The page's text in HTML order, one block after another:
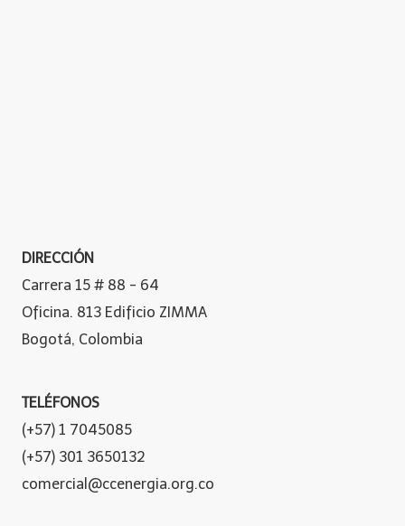
DIRECCIÓN
Carrera 15 # 88 - 64
Oficina. 813 Edificio ZIMMA
Bogotá, Colombia
TELÉFONOS
(+57) 1 7045085
(+57) 301 3650132
comercial@ccenergia.org.co